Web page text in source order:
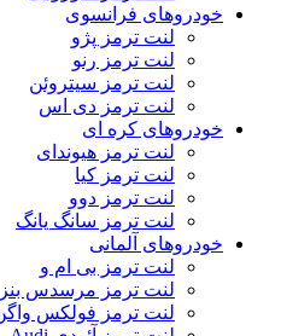
خودروهای فرانسوی
لنت ترمز پژو
لنت ترمز رنو
لنت ترمز سیتروئن
لنت ترمز دی اس
خودروهای کره ای
لنت ترمز هیوندای
لنت ترمز کیا
لنت ترمز دوو
لنت ترمز سانگ یانگ
خودروهای آلمانی
لنت ترمز بی ام و
لنت ترمز مرسدس بنز
لنت ترمز فولکس